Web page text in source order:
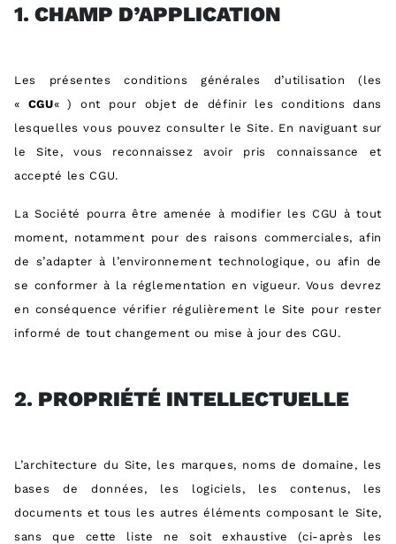
1. CHAMP D’APPLICATION
Les présentes conditions générales d’utilisation (les
« CGU« ) ont pour objet de définir les conditions dans
lesquelles vous pouvez consulter le Site. En naviguant sur
le Site, vous reconnaissez avoir pris connaissance et
accepté les CGU.
La Société pourra être amenée à modifier les CGU à tout
moment, notamment pour des raisons commerciales, afin
de s’adapter à l’environnement technologique, ou afin de
se conformer à la réglementation en vigueur. Vous devrez
en conséquence vérifier régulièrement le Site pour rester
informé de tout changement ou mise à jour des CGU.
2. PROPRIÉTÉ INTELLECTUELLE
L’architecture du Site, les marques, noms de domaine, les
bases de données, les logiciels, les contenus, les
documents et tous les autres éléments composant le Site,
sans que cette liste ne soit exhaustive (ci-après les